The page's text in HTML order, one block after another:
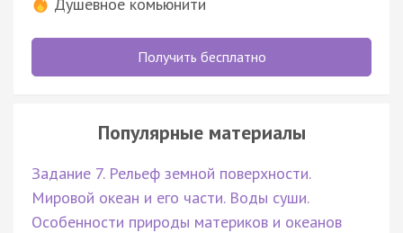
Получить бесплатно
Популярные материалы
Задание 7. Рельеф земной поверхности.
Мировой океан и его части. Воды суши.
Особенности природы материков и океанов